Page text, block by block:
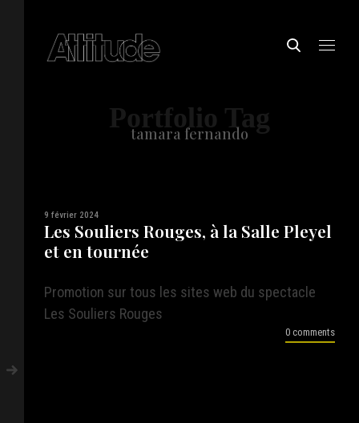
Portfolio Tag
tamara fernando
9 février 2024
Les Souliers Rouges, à la Salle Pleyel
et en tournée
Promotion sur tous les sites web du spectacle
Les Souliers Rouges
0 comments